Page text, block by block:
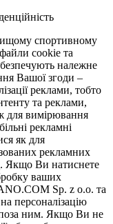
спортивному
cookie та
належне
Вашої згоди –
реклами, тобто
та реклами,
для вимірювання
рекламні
як для
рекламних
Якщо Ви натиснете
ваших
Sp. z o.o. та
персоналізацію
поза ним. Якщо Ви не